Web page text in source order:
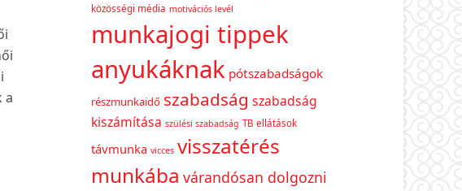
a
közösségi média motivációs levél
munkajogi tippek
anyukáknak pótszabadságok
részmunkaidő szabadság szabadság
kiszámítása szülési szabadság TB ellátások
távmunka vicces visszatérés
munkába várandósan dolgozni